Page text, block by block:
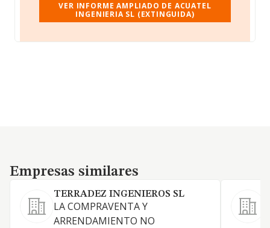
VER INFORME AMPLIADO DE ACUATEL
INGENIERIA SL (EXTINGUIDA)
Empresas similares
Empresas similares
TERRADEZ INGENIEROS SL
LA COMPRAVENTA Y
ARRENDAMIENTO NO